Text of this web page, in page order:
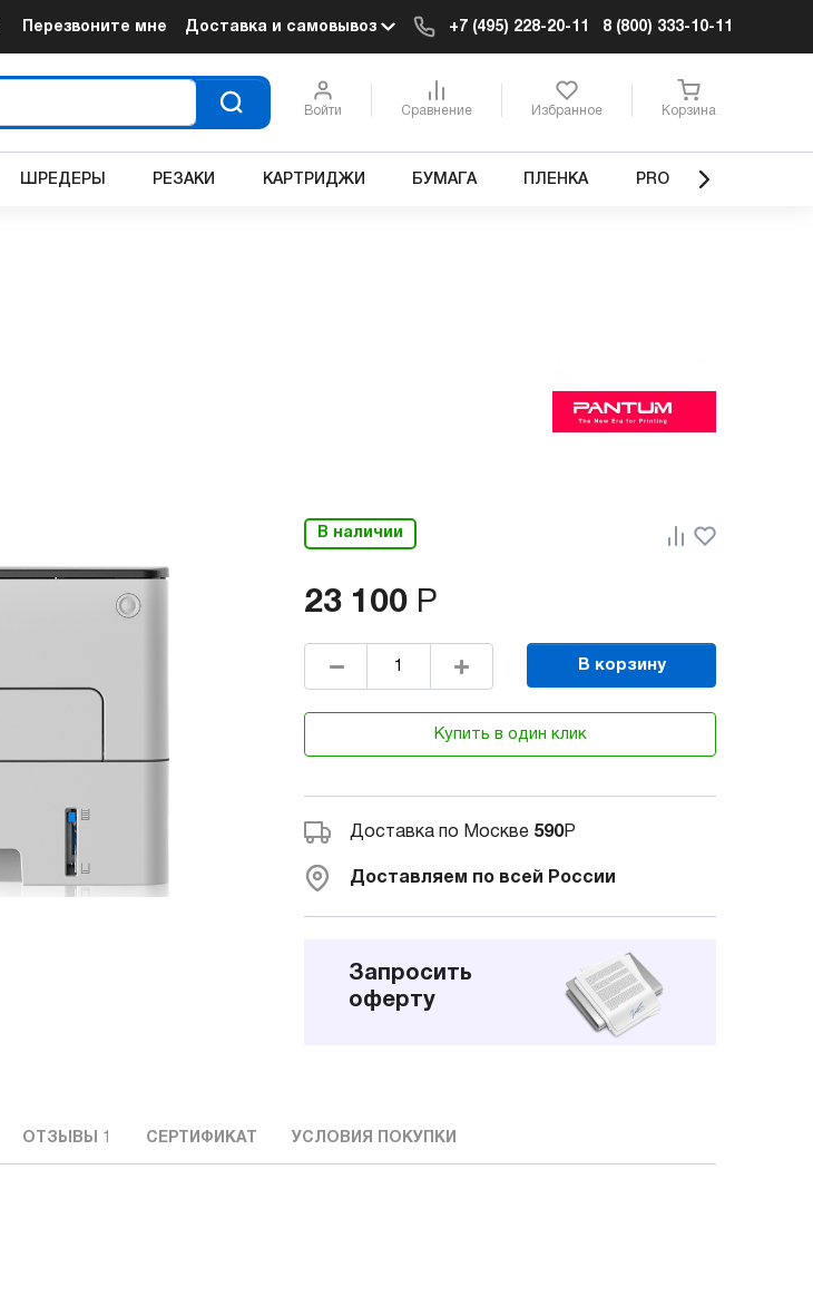
Перезвоните мне Доставка и самовывоз +7 (495) 228-20-11 8 (800) 333-10-11
Войти Сравнение Избранное Корзина
ШРЕДЕРЫ РЕЗАКИ КАРТРИДЖИ БУМАГА ПЛЕНКА PRO
В наличии
23 100 Р
В корзину
Купить в один клик
Доставка по Москве 590Р
Доставляем по всей России
Запросить
оферту
ОТЗЫВЫ СЕРТИФИКАТ УСЛОВИЯ ПОКУПКИ